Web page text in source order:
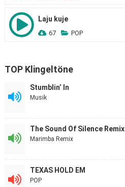
Laju kuje
67 POP
TOP Klingeltöne
Stumblin’ In
Musik
The Sound Of Silence Remix
Marimba Remix
TEXAS HOLD EM
POP